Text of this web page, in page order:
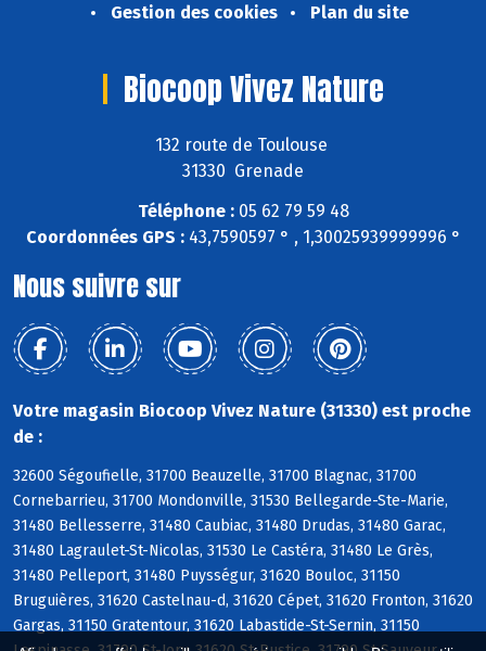
Gestion des cookies
Plan du site
Biocoop Vivez Nature
132 route de Toulouse
31330 Grenade
Téléphone :05 62 79 59 48
Coordonnées GPS :43,7590597 ° , 1,30025939999996 °
Nous suivre sur
Votre magasin Biocoop Vivez Nature (31330) est proche
de :
32600 Ségoufielle, 31700 Beauzelle, 31700 Blagnac, 31700
Cornebarrieu, 31700 Mondonville, 31530 Bellegarde-Ste-Marie,
31480 Bellesserre, 31480 Caubiac, 31480 Drudas, 31480 Garac,
31480 Lagraulet-St-Nicolas, 31530 Le Castéra, 31480 Le Grès,
31480 Pelleport, 31480 Puysségur, 31620 Bouloc, 31150
Bruguières, 31620 Castelnau-d, 31620 Cépet, 31620 Fronton, 31620
Gargas, 31150 Gratentour, 31620 Labastide-St-Sernin, 31150